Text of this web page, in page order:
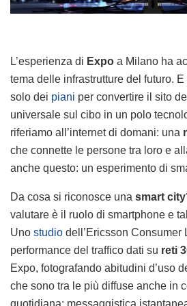
L’esperienza di Expo a Milano ha
tema delle infrastrutture del futuro.
solo dei piani per convertire il sito
universale sul cibo in un polo
riferiamo all’internet di domani: una
che connette le persone tra loro e
anche questo: un esperimento di
Da cosa si riconosce una smart city
valutare è il ruolo di smartphone e
Uno studio dell’Ericsson Consumer
performance del traffico dati su reti
Expo, fotografando abitudini d’uso
che sono tra le più diffuse anche in